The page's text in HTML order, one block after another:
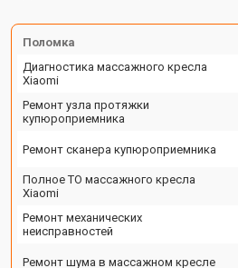
Поломка
Диагностика массажного кресла
Xiaomi
Ремонт узла протяжки
купюроприемника
Ремонт сканера купюроприемника
Полное ТО массажного кресла
Xiaomi
Ремонт механических
неисправностей
Ремонт шума в массажном кресле